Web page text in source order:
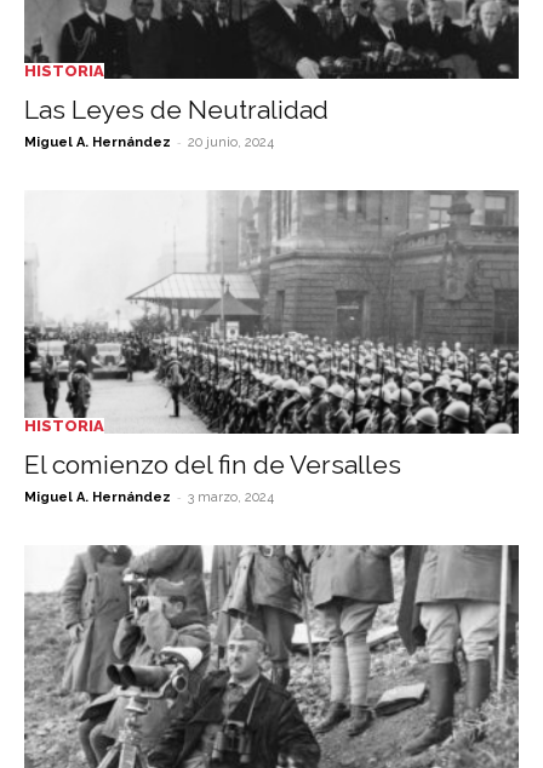
HISTORIA
Las Leyes de Neutralidad
Miguel A. Hernández - 20 junio, 2024
HISTORIA
El comienzo del fin de Versalles
Miguel A. Hernández - 3 marzo, 2024